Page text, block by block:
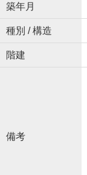
築年月
種別 / 構造
階建
備考